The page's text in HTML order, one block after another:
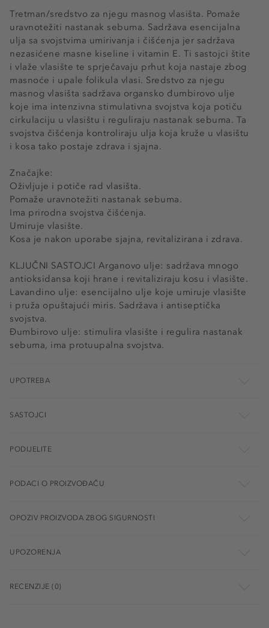
Tretman/sredstvo za njegu masnog vlasišta. Pomaže
uravnotežiti nastanak sebuma. Sadržava esencijalna
ulja sa svojstvima umirivanja i čišćenja jer sadržava
nezasićene masne kiseline i vitamin E. Ti sastojci štite
i vlaže vlasište te sprječavaju prhut koja nastaje zbog
masnoće i upale folikula vlasi. Sredstvo za njegu
masnog vlasišta sadržava organsko đumbirovo ulje
koje ima intenzivna stimulativna svojstva koja potiču
cirkulaciju u vlasištu i reguliraju nastanak sebuma. Ta
svojstva čišćenja kontroliraju ulja koja kruže u vlasištu
i kosa tako postaje zdrava i sjajna.
Značajke:
Oživljuje i potiče rad vlasišta.
Pomaže uravnotežiti nastanak sebuma.
Ima prirodna svojstva čišćenja.
Umiruje vlasište.
Kosa je nakon uporabe sjajna, revitalizirana i zdrava.
KLJUČNI SASTOJCI Arganovo ulje: sadržava mnogo
antioksidansa koji hrane i revitaliziraju kosu i vlasište.
Lavandino ulje: esencijalno ulje koje umiruje vlasište
i pruža opuštajući miris. Sadržava i antiseptička
svojstva.
Đumbirovo ulje: stimulira vlasište i regulira nastanak
sebuma, ima protuupalna svojstva.
UPOTREBA
SASTOJCI
PODIJELITE
PODACI O PROIZVOĐAČU
OPOZIV PROIZVODA ZBOG SIGURNOSTI
UPOZORENJA
RECENZIJE (0)